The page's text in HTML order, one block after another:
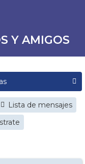
Y AMIGOS
Lista de mensajes